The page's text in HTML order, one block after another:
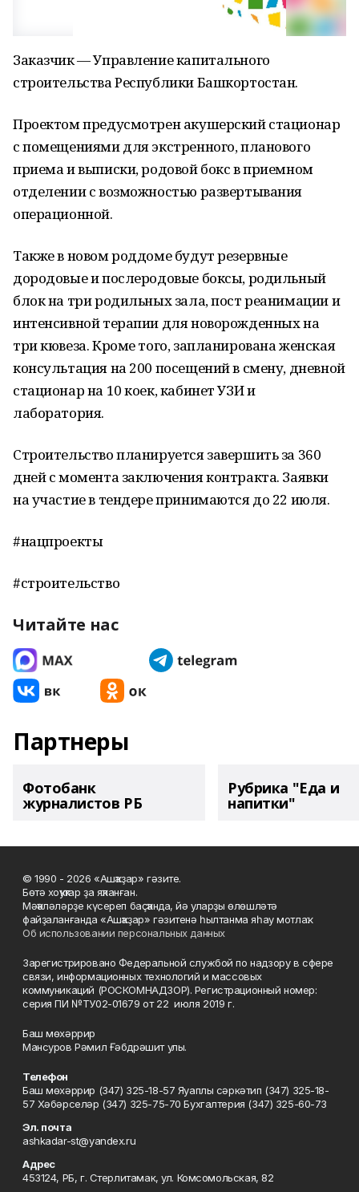
Заказчик — Управление капитального
строительства Республики Башкортостан.
Проектом предусмотрен акушерский стационар
с помещениями для экстренного, планового
приема и выписки, родовой бокс в приемном
отделении с возможностью развертывания
операционной.
Также в новом роддоме будут резервные
дородовые и послеродовые боксы, родильный
блок на три родильных зала, пост реанимации и
интенсивной терапии для новорожденных на
три кювеза. Кроме того, запланирована женская
консультация на 200 посещений в смену, дневной
стационар на 10 коек, кабинет УЗИ и
лаборатория.
Строительство планируется завершить за 360
дней с момента заключения контракта. Заявки
на участие в тендере принимаются до 22 июля.
#нацпроекты
#строительство
Читайте нас
Партнеры
Фотобанк
журналистов РБ
Рубрика "Еда и
напитки"
© 1990 - 2026 «Ашҡаҙар» гәзите.
Бөтә хоҡуҡтар ҙа яҡланған.
Мәҡәләләрҙе күсереп баҫҡанда, йә уларҙы өлөшләтә
файҙаланғанда «Ашҡаҙар» гәзитенә һылтанма яһау мотлаҡ.
Об использовании персональных данных
Зарегистрировано Федеральной службой по надзору в сфере
связи, информационных технологий и массовых
коммуникаций (РОСКОМНАДЗОР). Регистрационный номер:
серия ПИ №ТУ02-01679 от 22 июля 2019 г.
Баш мөхәррир
Мансуров Рәмил Ғәбдрәшит улы.
Телефон
Баш мөхәррир (347) 325-18-57 Яуаплы сәркәтип (347) 325-18-
57 Хәбәрселәр (347) 325-75-70 Бухгалтерия (347) 325-60-73
Эл. почта
ashkadar-st@yandex.ru
Адрес
453124, РБ, г. Стерлитамак, ул. Комсомольская, 82